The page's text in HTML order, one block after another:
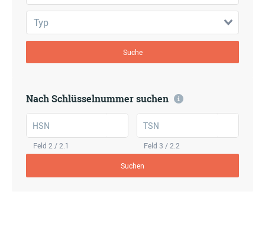
Typ
Suche
Nach Schlüsselnummer suchen
HSN
Feld 2 / 2.1
TSN
Feld 3 / 2.2
Suchen